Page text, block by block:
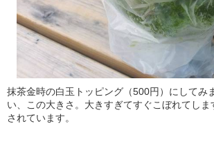
抹茶金時の白玉トッピング（500円）にしてみ
い、この大きさ。大きすぎてすぐこぼれてし
されています。